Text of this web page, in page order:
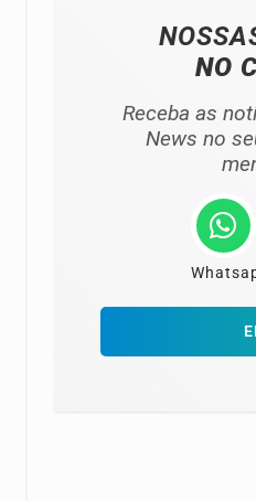
NO
Receba as
News no